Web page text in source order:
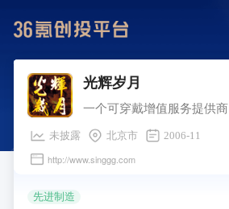
光辉岁月
一个可穿戴增值服务提供商
未披露 北京市 2006-11
http://www.singgg.com
先进制造